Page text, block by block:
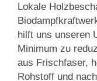
Lokale
hilft uns unseren
Minimum zu
aus Frischfaser,
Rohstoff und